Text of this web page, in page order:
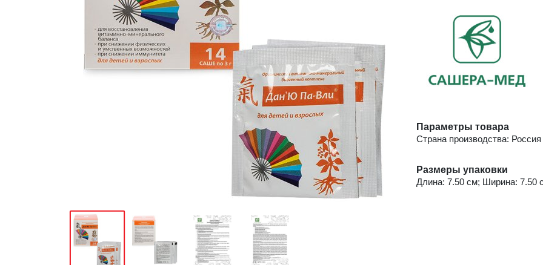
Параметры товара
Страна производства: Россия
Размеры упаковки
Длина: 7.50 см; Ширина: 7.50